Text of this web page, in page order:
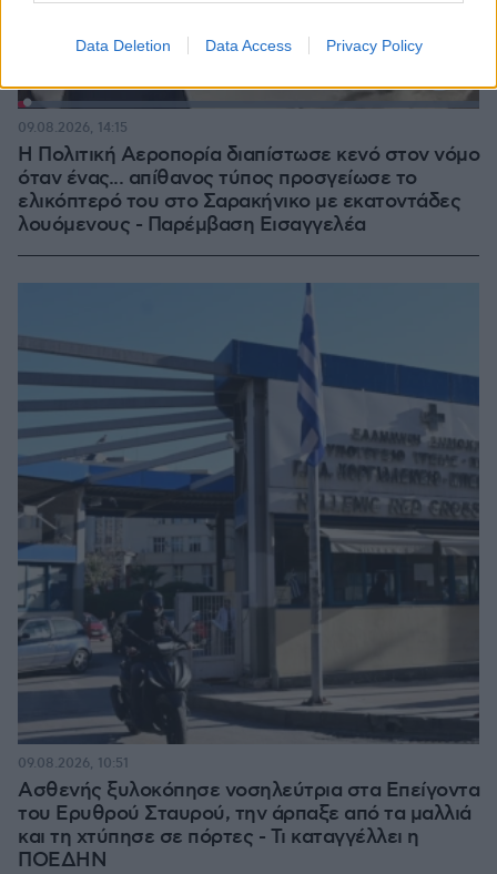
Data Deletion Data Access Privacy Policy
Η Πολιτική Αεροπορία διαπίστωσε κενό στον νόμο
όταν ένας... απίθανος τύπος προσγείωσε το
ελικόπτερό του στο Σαρακήνικο με εκατοντάδες
λουόμενους - Παρέμβαση Εισαγγελέα
09.08.2026, 14:15
Ασθενής ξυλοκόπησε νοσηλεύτρια στα Επείγοντα
του Ερυθρού Σταυρού, την άρπαξε από τα μαλλιά
και τη χτύπησε σε πόρτες - Τι καταγγέλλει η
ΠΟΕΔΗΝ
09.08.2026, 10:51